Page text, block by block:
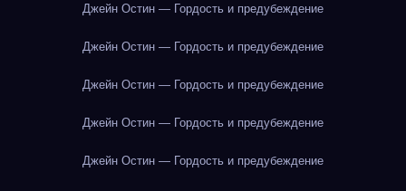
Джейн Остин — Гордость и предубеждение
Джейн Остин — Гордость и предубеждение
Джейн Остин — Гордость и предубеждение
Джейн Остин — Гордость и предубеждение
Джейн Остин — Гордость и предубеждение